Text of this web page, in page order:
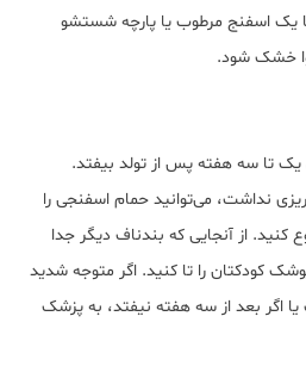
یک اسفنج مرطوب یا پارچه شستشو
خشک شود.
یک تا سه هفته پس از تولد بیفتد.
نداشت، می‌توانید حمام اسفنجی را
کنید. از آنجایی که بندناف دیگر جدا
کودکتان را تا کنید. اگر متوجه شدید
اگر بعد از سه هفته نیفتد، به پزشک